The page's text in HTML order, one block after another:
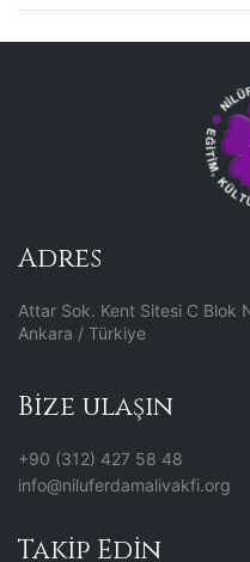
Adres
Attar Sok. Kent Sitesi C Blok
Ankara / Türkiye
Bize ulaşın
+90 (312) 427 58 48
info@niluferdamalivakfi.org
Takip Edin